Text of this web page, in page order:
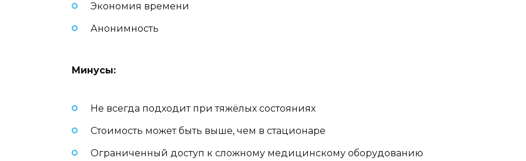
Экономия времени
Анонимность
Минусы:
Не всегда подходит при тяжёлых состояниях
Стоимость может быть выше, чем в стационаре
Ограниченный доступ к сложному медицинскому оборудованию